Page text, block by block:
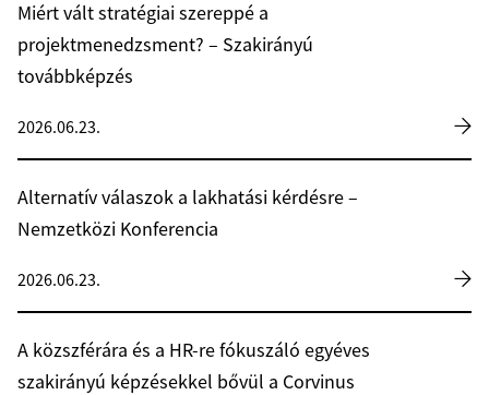
Miért vált stratégiai szereppé a
projektmenedzsment? – Szakirányú
továbbképzés
2026.06.23.
Alternatív válaszok a lakhatási kérdésre –
Nemzetközi Konferencia
2026.06.23.
A közszférára és a HR-re fókuszáló egyéves
szakirányú képzésekkel bővül a Corvinus